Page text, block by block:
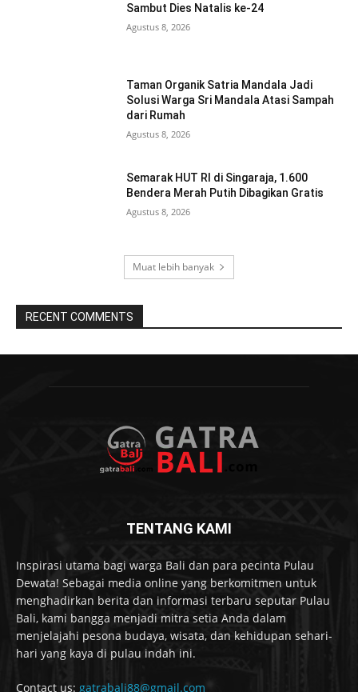
Sambut Dies Natalis ke-24
Agustus 8, 2026
Taman Organik Satria Mandala Jadi
Solusi Warga Sri Mandala Atasi Sampah
dari Rumah
Agustus 8, 2026
Semarak HUT RI di Singaraja, 1.600
Bendera Merah Putih Dibagikan Gratis
Agustus 8, 2026
Muat lebih banyak
RECENT COMMENTS
TENTANG KAMI
Inspirasi utama bagi warga Bali dan para pecinta Pulau
Dewata! Sebagai media online yang berkomitmen untuk
menghadirkan berita dan informasi terbaru seputar Pulau
Bali, kami bangga menjadi mitra setia Anda dalam
menjelajahi pesona budaya, wisata, dan kehidupan sehari-
hari yang kaya di pulau indah ini.
Contact us: gatrabali88@gmail.com